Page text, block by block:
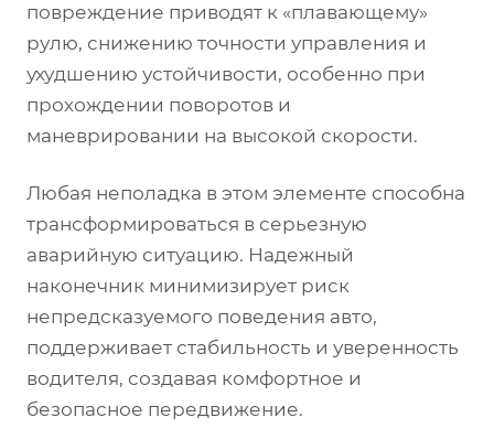
повреждение приводят к «плавающему»
рулю, снижению точности управления и
ухудшению устойчивости, особенно при
прохождении поворотов и
маневрировании на высокой скорости.
Любая неполадка в этом элементе способна
трансформироваться в серьезную
аварийную ситуацию. Надежный
наконечник минимизирует риск
непредсказуемого поведения авто,
поддерживает стабильность и уверенность
водителя, создавая комфортное и
безопасное передвижение.